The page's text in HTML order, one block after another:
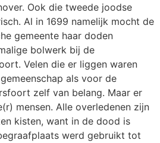
Ook die tweede joodse
Al in 1699 namelijk mocht de
gemeente haar doden
bolwerk bij de
Velen die er liggen waren
als voor de
zelf van belang. Maar er
mensen. Alle overledenen zijn
kisten, want in de dood is
werd gebruikt tot